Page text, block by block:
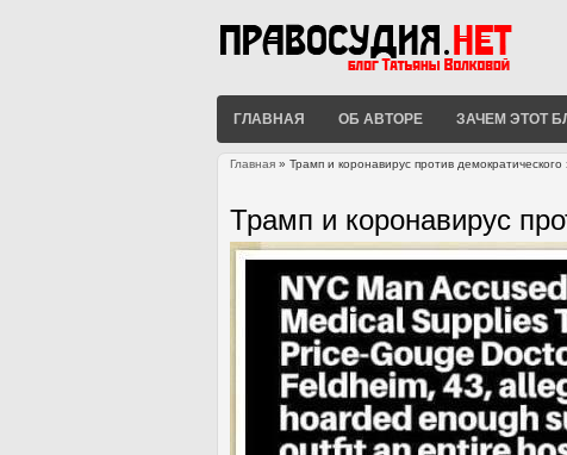
ГЛАВНАЯ ОБ АВТОРЕ ЗАЧЕМ ЭТОТ
Главная » Трамп и коронавирус против
Трамп и коронавирус